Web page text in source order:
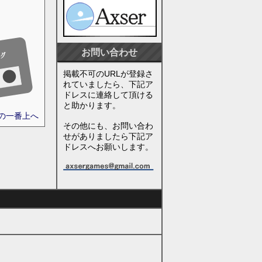
一番上へ
お問い合わせ
掲載不可のURLが登録さ
れていましたら、下記ア
ドレスに連絡して頂ける
と助かります。
その他にも、お問い合わ
せがありましたら下記ア
ドレスへお願いします。